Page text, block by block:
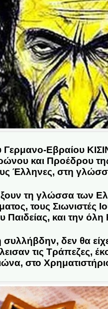
Γερμανο-Εβραίου
και Προέδρου της
Έλληνες, στη
τη γλώσσα των
τους Σιωνιστές
Παιδείας, και την
συλλήβδην, δεν θα
τις Τράπεζες,
στο